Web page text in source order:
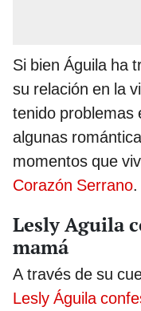
Si bien Águila ha
su relación en la
tenido problemas
algunas
momentos que
Corazón Serrano.
Lesly Aguila
mamá
A través de su
Lesly Águila